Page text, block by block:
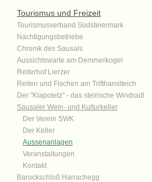
Tourismus und Freizeit
Tourismusverband Südsteiermark
Nächtigungsbetriebe
Chronik des Sausals
Aussichtswarte am Demmerkogel
Reiterhof Lierzer
Reiten und Fischen am Trifthanslteich
Der "Klapotetz" - das steirische Windradl
Sausaler Wein- und Kulturkeller
Der Verein SWK
Der Keller
Aussenanlagen
Veranstaltungen
Kontakt
Barockschloß Harrachegg